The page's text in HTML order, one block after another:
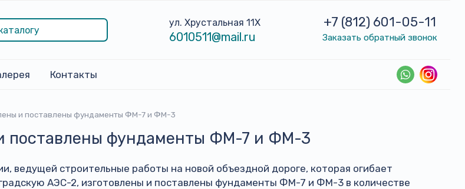
ул. Хрустальная 11Х
6010511@mail.ru
+7 (812) 601-05-11
Заказать обратный звонок
Контакты
и поставлены фундаменты ФМ-7 и ФМ-3
поставлены фундаменты ФМ-7 и ФМ-3
ведущей строительные работы на новой объездной дороге, которая огибает
АЭС-2, изготовлены и поставлены фундаменты ФМ-7 и ФМ-3 в количестве